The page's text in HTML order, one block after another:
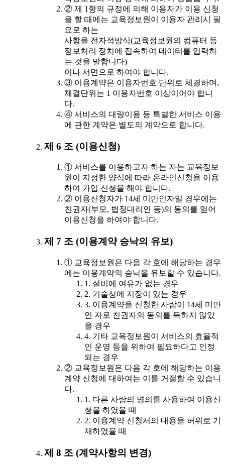
② 제 1항의 규정에 의해 이용자가 이용 신청
을 할 때에는 교육정보원이 이용자 관리시 필
요로 하는
사항을 전자적방식(교육정보원의 컴퓨터 등
정보처리 장치에 접속하여 데이터를 입력하
는 것을 말합니다)
이나 서면으로 하여야 합니다.
③ 이용계약은 이용자번호 단위로 체결하며,
체결단위는 1 이용자번호 이상이어야 합니
다.
④ 서비스의 대량이용 등 특별한 서비스 이용
에 관한 계약은 별도의 계약으로 합니다.
제 6 조 (이용신청)
① 서비스를 이용하고자 하는 자는 교육정보
원이 지정한 양식에 따라 온라인신청을 이용
하여 가입 신청을 해야 합니다.
② 이용신청자가 14세 미만인자일 경우에는
친권자(부모, 법정대리인 등)의 동의를 얻어
이용신청을 하여야 합니다.
제 7 조 (이용계약 승낙의 유보)
① 교육정보원은 다음 각 호에 해당하는 경우
에는 이용계약의 승낙을 유보할 수 있습니다.
1. 설비에 여유가 없는 경우
2. 기술상에 지장이 있는 경우
3. 이용계약을 신청한 사람이 14세 미만
인 자로 친권자의 동의를 득하지 않았
을 경우
4. 기타 교육정보원이 서비스의 효율적
인 운영 등을 위하여 필요하다고 인정
되는 경우
② 교육정보원은 다음 각 호에 해당하는 이용
계약 신청에 대하여는 이를 거절할 수 있습니
다.
1. 다른 사람의 명의를 사용하여 이용신
청을 하였을 때
2. 이용계약 신청서의 내용을 허위로 기
재하였을 때
제 8 조 (계약사항의 변경)